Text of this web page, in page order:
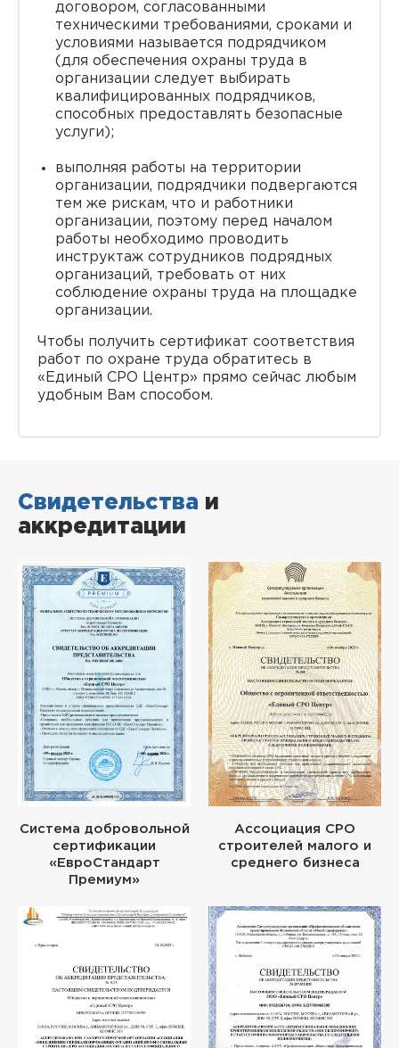
договором, согласованными
техническими требованиями, сроками и
условиями называется подрядчиком
(для обеспечения охраны труда в
организации следует выбирать
квалифицированных подрядчиков,
способных предоставлять безопасные
услуги);
выполняя работы на территории
организации, подрядчики подвергаются
тем же рискам, что и работники
организации, поэтому перед началом
работы необходимо проводить
инструктаж сотрудников подрядных
организаций, требовать от них
соблюдение охраны труда на площадке
организации.
Чтобы получить сертификат соответствия
работ по охране труда обратитесь в
«Единый СРО Центр» прямо сейчас любым
удобным Вам способом.
Свидетельства и
аккредитации
Система добровольной
сертификации
«ЕвроСтандарт
Премиум»
Ассоциация СРО
строителей малого и
среднего бизнеса